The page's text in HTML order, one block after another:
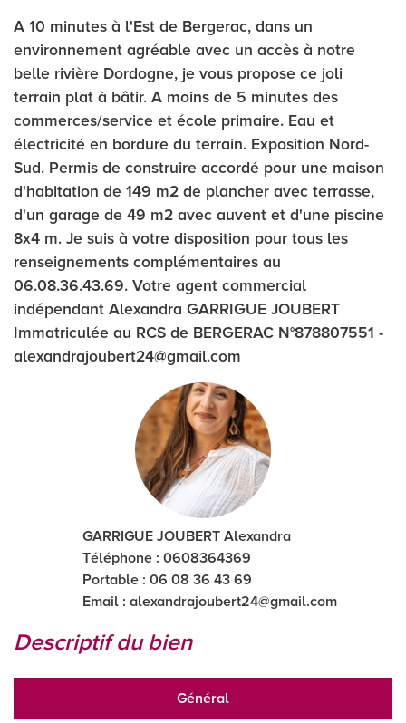
A 10 minutes à l'Est de Bergerac, dans un
environnement agréable avec un accès à notre
belle rivière Dordogne, je vous propose ce joli
terrain plat à bâtir. A moins de 5 minutes des
commerces/service et école primaire. Eau et
électricité en bordure du terrain. Exposition Nord-
Sud. Permis de construire accordé pour une maison
d'habitation de 149 m2 de plancher avec terrasse,
d'un garage de 49 m2 avec auvent et d'une piscine
8x4 m. Je suis à votre disposition pour tous les
renseignements complémentaires au
06.08.36.43.69. Votre agent commercial
indépendant Alexandra GARRIGUE JOUBERT
Immatriculée au RCS de BERGERAC N°878807551 -
alexandrajoubert24@gmail.com
GARRIGUE JOUBERT Alexandra
Téléphone : 0608364369
Portable : 06 08 36 43 69
Email : alexandrajoubert24@gmail.com
descriptif du bien
Général